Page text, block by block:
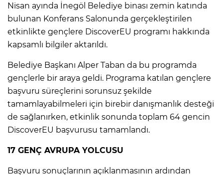
Nisan ayında İnegöl Belediye binası zemin katında
bulunan Konferans Salonunda gerçekleştirilen
etkinlikte gençlere DiscoverEU programı hakkında
kapsamlı bilgiler aktarıldı.
Belediye Başkanı Alper Taban da bu programda
gençlerle bir araya geldi. Programa katılan gençlere
başvuru süreçlerini sorunsuz şekilde
tamamlayabilmeleri için birebir danışmanlık desteği
de sağlanırken, etkinlik sonunda toplam 64 gencin
DiscoverEU başvurusu tamamlandı.
17 GENÇ AVRUPA YOLCUSU
Başvuru sonuçlarının açıklanmasının ardından